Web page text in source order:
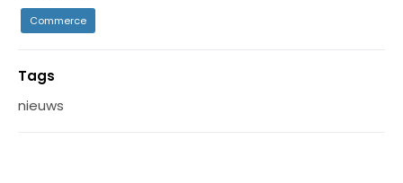
Commerce
Tags
nieuws